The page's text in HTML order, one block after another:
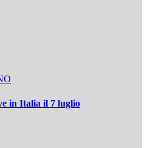
in Italia il 7 luglio